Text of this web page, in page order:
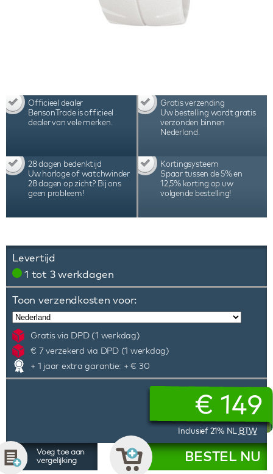
Officieel dealer
BensonTrade is officieel
dealer van vele merken.
Gratis verzending
Uw bestelling wordt gratis
verzonden binnen
Nederland.
28 dagen bedenktijd
Uw horloge of watchwinder
28 dagen op zicht? Bij ons
geen probleem!
Kortingsysteem
Spaar tussen de 5% en
12,5% korting op uw
volgende bestelling!
Levertijd
1 tot 3 werkdagen
Toon verzendkosten voor:
Gratis via DPD (1 werkdag)
€ 7 verzekerd via DPD (1 werkdag)
+ 1 jaar extra garantie: + € 30
€149
Inclusief 21% NL BTW
Voeg toe aan
vergelijking
BESTEL NU